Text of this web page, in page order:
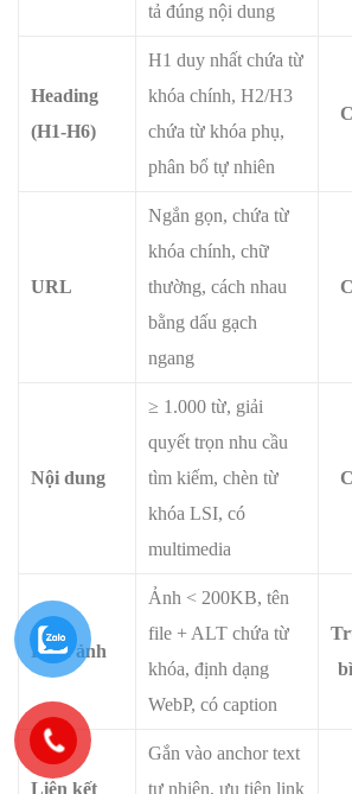
tả đúng nội dung
Heading
(H1-H6)
H1 duy nhất chứa từ
khóa chính, H2/H3
chứa từ khóa phụ,
phân bổ tự nhiên
URL
Ngắn gọn, chứa từ
khóa chính, chữ
thường, cách nhau
bằng dấu gạch
ngang
Nội dung
≥ 1.000 từ, giải
quyết trọn nhu cầu
tìm kiếm, chèn từ
khóa LSI, có
multimedia
Hình ảnh
Ảnh < 200KB, tên
file + ALT chứa từ
khóa, định dạng
WebP, có caption
Liên kết
Gắn vào anchor text
tự nhiên, ưu tiên link